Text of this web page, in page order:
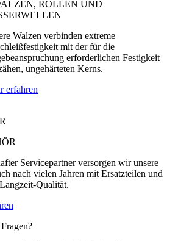
Walzen verbinden extreme
mit der für die
erforderlichen Festigkeit
ungehärteten Kerns.
erfahren
Servicepartner versorgen wir unsere
nach vielen Jahren mit Ersatzteilen und
Qualität.